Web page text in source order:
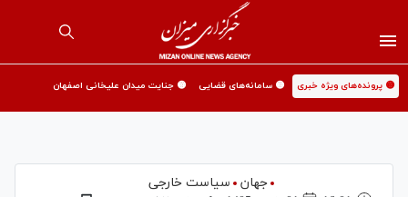
🟡 پرونده‌های ویژه خبری 🟡 سامانه‌های قضایی 🟡 جنایت میدان علیخانی اصفهان
جهان
سیاست خارجی